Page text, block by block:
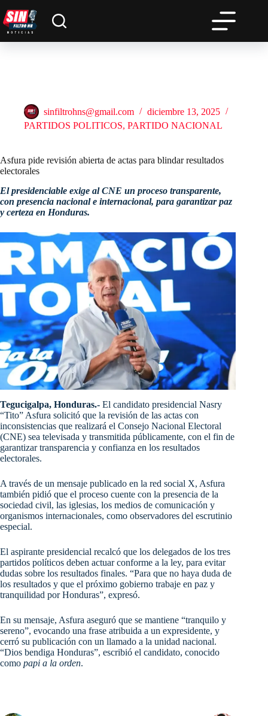
al
contenido
sinfiltrohns@gmail.com
diciembre 13, 2025
PARTIDOS POLITICOS, PARTIDO NACIONAL
Asfura pide revisión abierta de actas para blindar resultados
electorales
El presidenciable exige al CNE un proceso transparente,
con presencia nacional e internacional, para garantizar paz
y certeza en Honduras.
Tegucigalpa, Honduras.- El candidato presidencial Nasry
“Tito” Asfura solicitó que la revisión de las actas con
inconsistencias que realizará el Consejo Nacional Electoral
(CNE) sea televisada y transmitida públicamente, con el fin de
garantizar transparencia y confianza en los resultados
electorales.
A través de un mensaje publicado en la red social X, Asfura
también pidió que el proceso cuente con la presencia de la
sociedad civil, las iglesias, los medios de comunicación y
organismos internacionales, como observadores del escrutinio
especial.
El aspirante presidencial recalcó que los delegados de los tres
partidos políticos deben actuar conforme a la ley, para evitar
dudas sobre los resultados finales. “Para que no haya duda de
los resultados y que el próximo gobierno trabaje en paz y
tranquilidad por Honduras”, expresó.
En su mensaje, Asfura aseguró que se mantiene “tranquilo y
sereno”, evocando una frase atribuida a un expresidente, y
cerró su publicación con un llamado a la unidad nacional.
“Dios bendiga Honduras”, escribió el candidato, conocido
como papi a la orden.